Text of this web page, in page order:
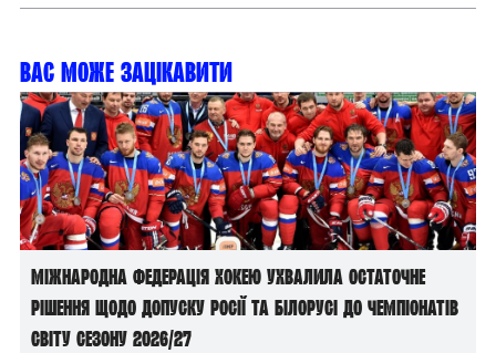
Вас може зацікавити
Міжнародна федерація хокею ухвалила остаточне
рішення щодо допуску росії та білорусі до чемпіонатів
світу сезону 2026/27